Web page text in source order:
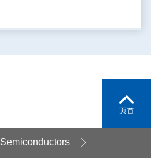
页首
Semiconductors